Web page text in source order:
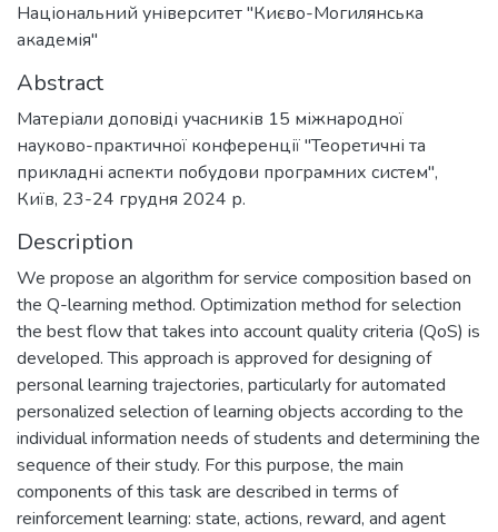
Національний університет "Києво-Могилянська
академія"
Abstract
Матеріали доповiді учасників 15 міжнародної
науково-практичної конференції "Теоретичні та
прикладні аспекти побудови програмних систем",
Київ, 23-24 грудня 2024 р.
Description
We propose an algorithm for service composition based on
the Q-learning method. Optimization method for selection
the best flow that takes into account quality criteria (QoS) is
developed. This approach is approved for designing of
personal learning trajectories, particularly for automated
personalized selection of learning objects according to the
individual information needs of students and determining the
sequence of their study. For this purpose, the main
components of this task are described in terms of
reinforcement learning: state, actions, reward, and agent